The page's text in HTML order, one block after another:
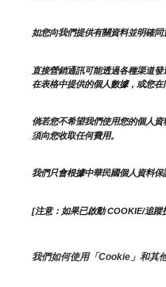
如您向我們提供有關資料並明確
直接營銷通訊可能透過各種渠道
在表格中提供的個人數據，或您
倘若您不希望我們使用您的個人
須向您收取任何費用。
我們只會根據中華民國個人資料保
[注意：如果已啟動 COOKIE/追蹤
我們如何使用「Cookie」和其